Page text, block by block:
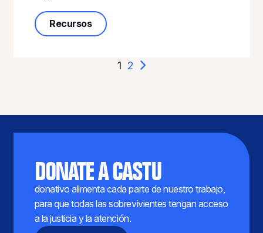
Recursossobre la Agenda Política 2014
1 2
DONATE A CASTU
donativo alimenta cada parte de nuestro trabajo,
para que todas las sobrevivientes tengan acceso
a la justicia y la atención.